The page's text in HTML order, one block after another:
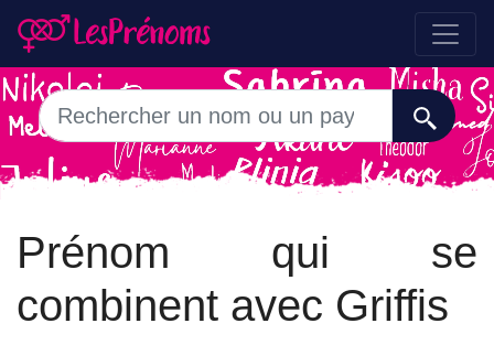
Prénom qui se
combinent avec Griffis